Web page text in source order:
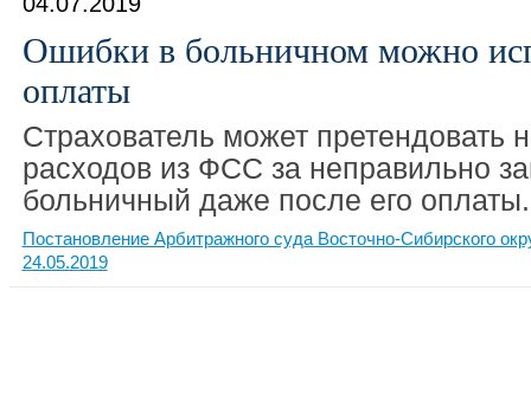
Ошибки в больничном можно
оплаты
Страхователь может претендовать
расходов из ФСС за неправильно
больничный даже после его оплаты.
Постановление Арбитражного суда Восточно-Сибирского
24.05.2019